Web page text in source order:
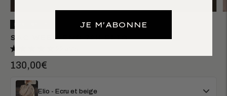
BEST-SELLER
SAC WEEK-END 72H ELIO
130,00€
Elio - Ecru et beige
JE M'ABONNE